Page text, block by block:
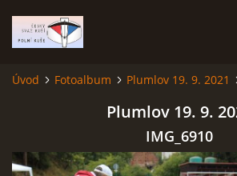
Úvod Fotoalbum Plumlov 19. 9. 2021
Plumlov 19. 9.
IMG_6910